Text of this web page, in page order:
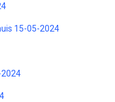
15-05-2024